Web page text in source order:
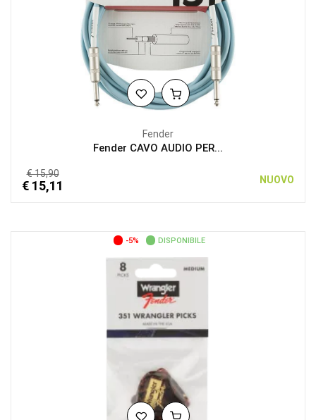
Fender
Fender CAVO AUDIO PER...
€ 15,90
€ 15,11 NUOVO
-5% DISPONIBILE